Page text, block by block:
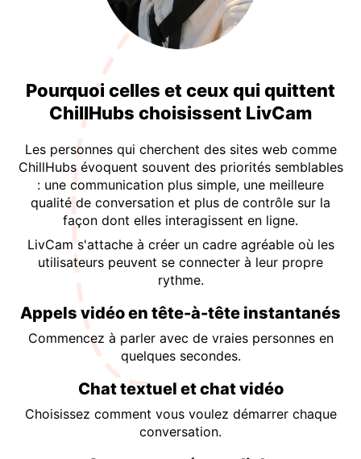
Pourquoi celles et ceux qui quittent
ChillHubs choisissent LivCam
Les personnes qui cherchent des sites web comme
ChillHubs évoquent souvent des priorités semblables
: une communication plus simple, une meilleure
qualité de conversation et plus de contrôle sur la
façon dont elles interagissent en ligne.
LivCam s'attache à créer un cadre agréable où les
utilisateurs peuvent se connecter à leur propre
rythme.
Appels vidéo en tête-à-tête instantanés
Commencez à parler avec de vraies personnes en
quelques secondes.
Chat textuel et chat vidéo
Choisissez comment vous voulez démarrer chaque
conversation.